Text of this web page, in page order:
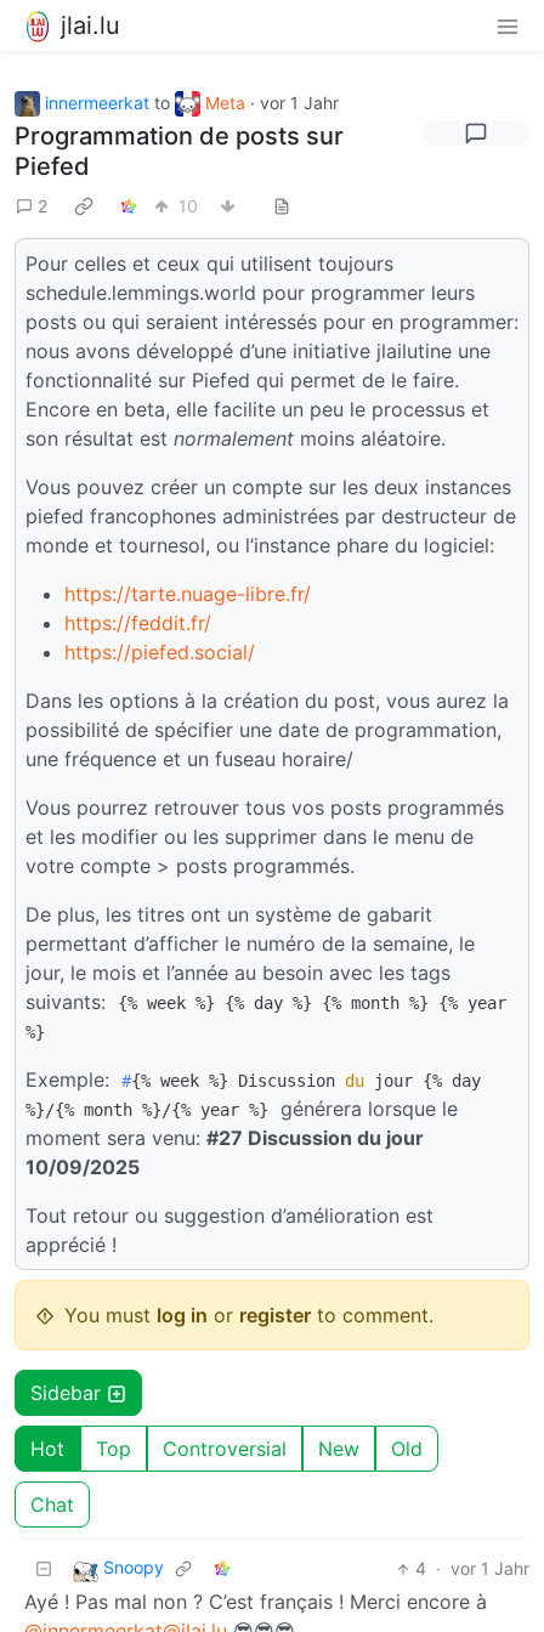
jlai.lu
innermeerkat to Meta · vor 1 Jahr
Programmation de posts sur
Piefed
2 10
Pour celles et ceux qui utilisent toujours
schedule.lemmings.world pour programmer leurs
posts ou qui seraient intéressés pour en programmer:
nous avons développé d’une initiative jlailutine une
fonctionnalité sur Piefed qui permet de le faire.
Encore en beta, elle facilite un peu le processus et
son résultat est normalement moins aléatoire.
Vous pouvez créer un compte sur les deux instances
piefed francophones administrées par destructeur de
monde et tournesol, ou l’instance phare du logiciel:
https://tarte.nuage-libre.fr/
https://feddit.fr/
https://piefed.social/
Dans les options à la création du post, vous aurez la
possibilité de spécifier une date de programmation,
une fréquence et un fuseau horaire/
Vous pourrez retrouver tous vos posts programmés
et les modifier ou les supprimer dans le menu de
votre compte > posts programmés.
De plus, les titres ont un système de gabarit
permettant d’afficher le numéro de la semaine, le
jour, le mois et l’année au besoin avec les tags
suivants:
{% week %} {% day %} {% month %} {% year
%}
Exemple: #{% week %} Discussion du jour {% day
%}/{% month %}/{% year %}
générera lorsque le
moment sera venu: #27 Discussion du jour
10/09/2025
Tout retour ou suggestion d’amélioration est
apprécié !
You must log in or register to comment.
Sidebar
Hot Top Controversial New Old
Chat
Snoopy 4 · vor 1 Jahr
Ayé ! Pas mal non ? C’est français ! Merci encore à